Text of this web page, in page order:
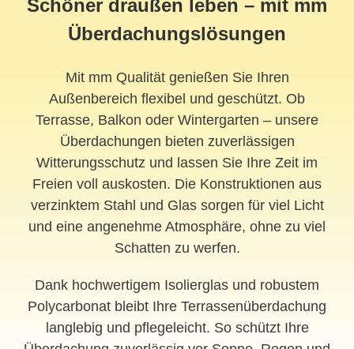
Schöner draußen leben – mit mm
Überdachungslösungen
Mit mm Qualität genießen Sie Ihren
Außenbereich flexibel und geschützt. Ob
Terrasse, Balkon oder Wintergarten – unsere
Überdachungen bieten zuverlässigen
Witterungsschutz und lassen Sie Ihre Zeit im
Freien voll auskosten. Die Konstruktionen aus
verzinktem Stahl und Glas sorgen für viel Licht
und eine angenehme Atmosphäre, ohne zu viel
Schatten zu werfen.
Dank hochwertigem Isolierglas und robustem
Polycarbonat bleibt Ihre Terrassenüberdachung
langlebig und pflegeleicht. So schützt Ihre